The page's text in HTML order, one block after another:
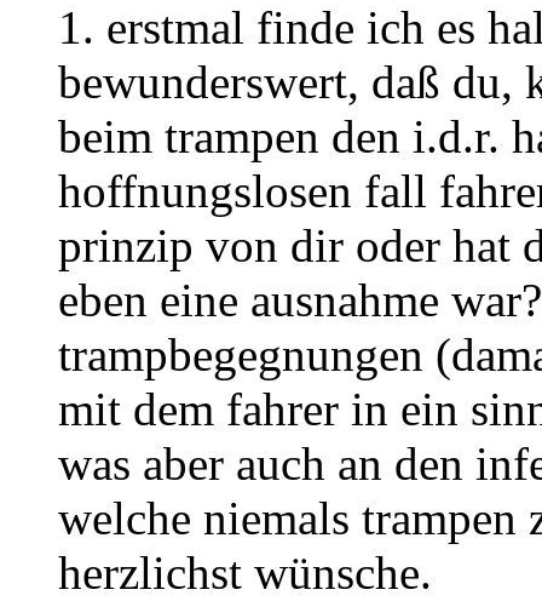
1. erstmal finde ich es
bewunderswert, daß du,
beim trampen den i.d.r.
hoffnungslosen fall
prinzip von dir oder hat
eben eine ausnahme
trampbegegnungen
mit dem fahrer in ein
was aber auch an den
welche niemals
herzlichst wünsche.